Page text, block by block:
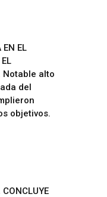
EL
Notable alto
del
objetivos.
CONCLUYE